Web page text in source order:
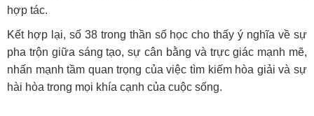
hợp tác.
Kết hợp lại, số 38 trong thần số học cho thấy ý nghĩa về sự
pha trộn giữa sáng tạo, sự cân bằng và trực giác mạnh mẽ,
nhấn mạnh tầm quan trọng của việc tìm kiếm hòa giải và sự
hài hòa trong mọi khía cạnh của cuộc sống.